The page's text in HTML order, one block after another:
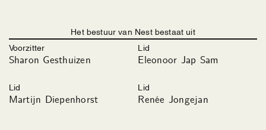
Het bestuur van Nest bestaat uit
Voorzitter
Sharon Gesthuizen
Lid
Martijn Diepenhorst
Lid
Eleonoor Jap Sam
Lid
Renée Jongejan